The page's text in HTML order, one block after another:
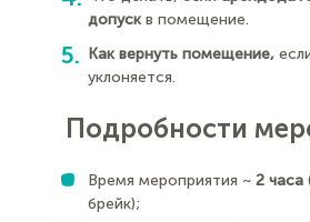
допускв помещение.
Как вернуть помещение,
уклоняется.
Подробности
Время мероприятия ~2часа
брейк);